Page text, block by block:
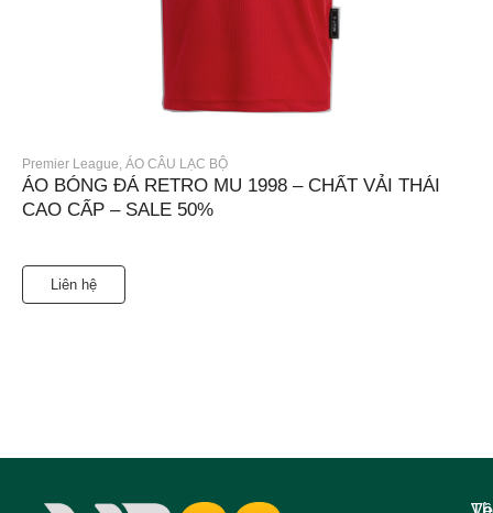
Premier League, ÁO CÂU LẠC BỘ
ÁO BÓNG ĐÁ RETRO MU 1998 – CHẤT VẢI THÁI
CAO CẤP – SALE 50%
Liên hệ